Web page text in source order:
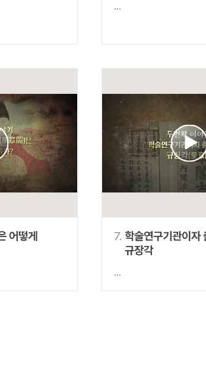
...
어떻게
7. 학술연구기관이자
규장각
...